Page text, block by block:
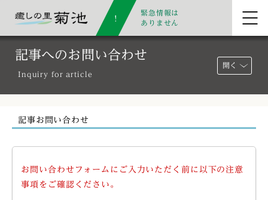
緊急情報は
ありません
記事へのお問い合わせ
Inquiry for article
開く
記事お問い合わせ
お問い合わせフォームにご入力いただく前に以下の注意
事項をご確認ください。